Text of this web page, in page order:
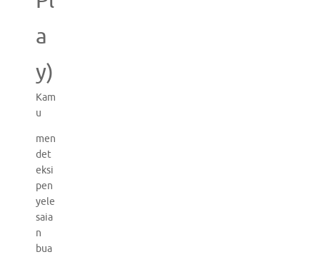
a
y)
Kam
u
men
det
eksi
pen
yele
saia
n
bua